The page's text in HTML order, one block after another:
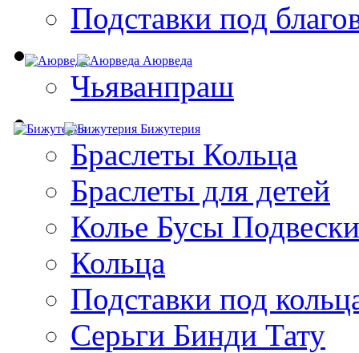
Подставки под
Аюрведа
Чьяванпраш
Бижутерия
Браслеты Кольца
Браслеты для детей
Колье Бусы Подвески
Кольца
Подставки под
Серьги Бинди Тату